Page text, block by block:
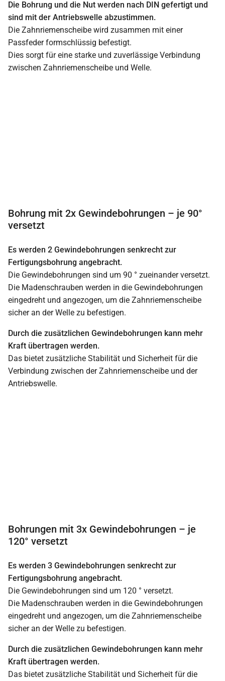
Die Bohrung und die Nut werden nach DIN gefertigt und
sind mit der Antriebswelle abzustimmen.
Die Zahnriemenscheibe wird zusammen mit einer
Passfeder formschlüssig befestigt.
Dies sorgt für eine starke und zuverlässige Verbindung
zwischen Zahnriemenscheibe und Welle.
Bohrung mit 2x Gewindebohrungen – je 90°
versetzt
Es werden 2 Gewindebohrungen senkrecht zur
Fertigungsbohrung angebracht.
Die Gewindebohrungen sind um 90 ° zueinander versetzt.
Die Madenschrauben werden in die Gewindebohrungen
eingedreht und angezogen, um die Zahnriemenscheibe
sicher an der Welle zu befestigen.
Durch die zusätzlichen Gewindebohrungen kann mehr
Kraft übertragen werden.
Das bietet zusätzliche Stabilität und Sicherheit für die
Verbindung zwischen der Zahnriemenscheibe und der
Antriebswelle.
Bohrungen mit 3x Gewindebohrungen – je
120° versetzt
Es werden 3 Gewindebohrungen senkrecht zur
Fertigungsbohrung angebracht.
Die Gewindebohrungen sind um 120 ° versetzt.
Die Madenschrauben werden in die Gewindebohrungen
eingedreht und angezogen, um die Zahnriemenscheibe
sicher an der Welle zu befestigen.
Durch die zusätzlichen Gewindebohrungen kann mehr
Kraft übertragen werden.
Das bietet zusätzliche Stabilität und Sicherheit für die